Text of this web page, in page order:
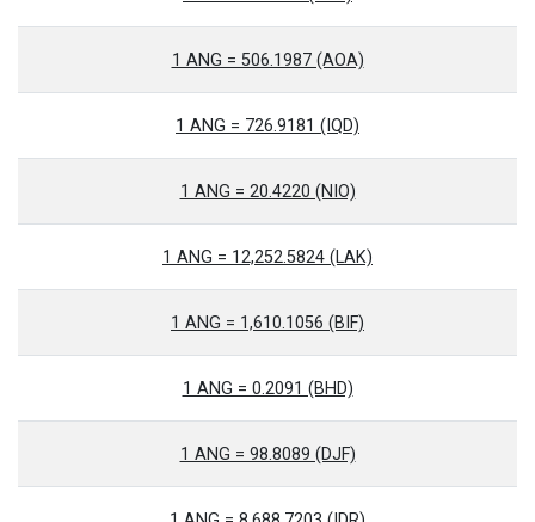
1 ANG = 506.1987 (AOA)
1 ANG = 726.9181 (IQD)
1 ANG = 20.4220 (NIO)
1 ANG = 12,252.5824 (LAK)
1 ANG = 1,610.1056 (BIF)
1 ANG = 0.2091 (BHD)
1 ANG = 98.8089 (DJF)